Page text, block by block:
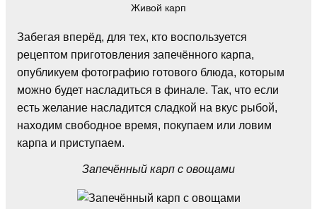
Живой карп
Забегая вперёд, для тех, кто воспользуется
рецептом приготовления запечённого карпа,
опубликуем фотографию готового блюда, которым
можно будет насладиться в финале. Так, что если
есть желание насладится сладкой на вкус рыбой,
находим свободное время, покупаем или ловим
карпа и приступаем.
Запечённый карп с овощами